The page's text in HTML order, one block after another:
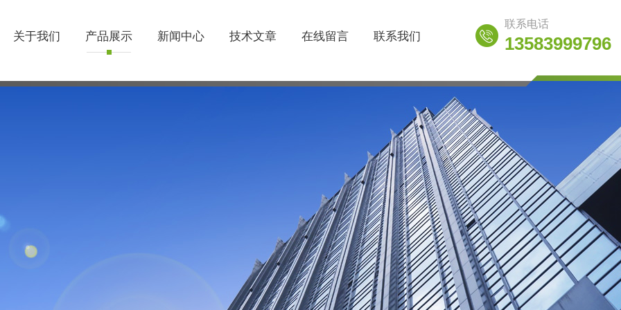
关于我们 产品展示 新闻中心 技术文章 在线留言 联系我们
联系电话
13583999796